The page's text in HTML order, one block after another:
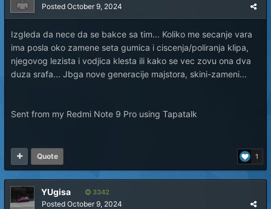
Posted October 9, 2024
Izgleda da nece da se bakce sa tim... Koliko me secanje vara
ima posla oko zamene seta gumica i ciscenja/poliranja klipa,
njegovog lezista i vodjica klesta ili kako se vec zovu ona dva
duza srafa... Jbga nove generacije majstora, skini-zameni...
Sent from my Redmi Note 9 Pro using Tapatalk
1
Quote
YUgisa 3342
Posted October 9, 2024